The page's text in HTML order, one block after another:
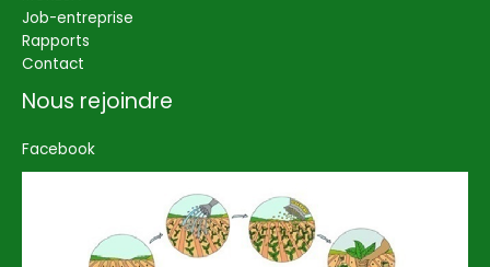
Job-entreprise
Rapports
Contact
Nous rejoindre
Facebook